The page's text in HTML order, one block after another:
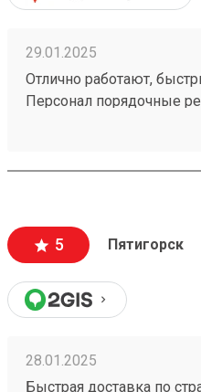
29.01.2025
Отлично работают,
Персонал порядочные
5 Пятигорск
28.01.2025
Быстрая доставка по